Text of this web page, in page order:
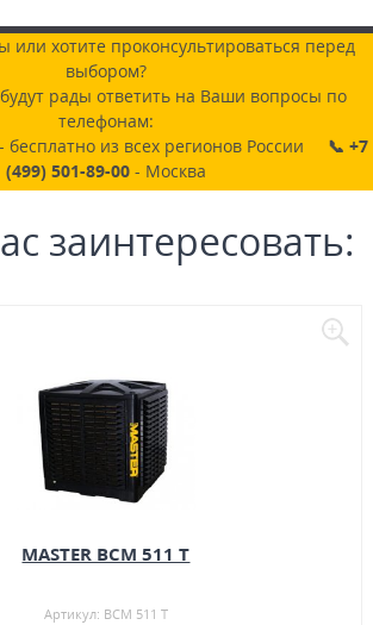
или хотите проконсультироваться перед
выбором?
рады ответить на Ваши вопросы по
телефонам:
- бесплатно из всех регионов России 📞 +7
(499) 501-89-00 - Москва
заинтересовать:
MASTER BCM 511 T
Артикул: BCM 511 T